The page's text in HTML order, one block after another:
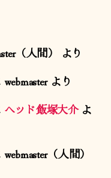
（人間）
より
webmasterより
ヘッド飯塚大介よ
webmaster（人間）